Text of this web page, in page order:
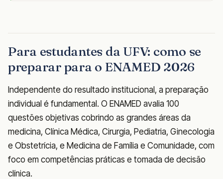
Para estudantes da UFV: como se
preparar para o ENAMED 2026
Independente do resultado institucional, a preparação
individual é fundamental. O ENAMED avalia 100
questões objetivas cobrindo as grandes áreas da
medicina, Clínica Médica, Cirurgia, Pediatria, Ginecologia
e Obstetrícia, e Medicina de Família e Comunidade, com
foco em competências práticas e tomada de decisão
clínica.